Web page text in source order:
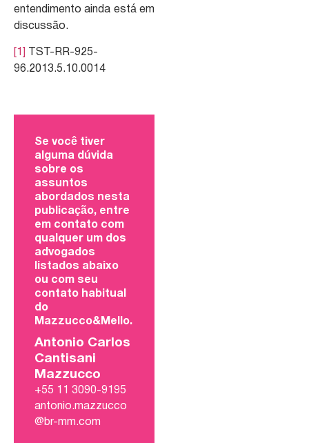
entendimento ainda está em
discussão.
[1]
TST-RR-925-
96.2013.5.10.0014
Se você tiver
alguma dúvida
sobre os
assuntos
abordados nesta
publicação, entre
em contato com
qualquer um dos
advogados
listados abaixo
ou com seu
contato habitual
do
Mazzucco&Mello.
Antonio Carlos
Cantisani
Mazzucco
+55 11 3090-9195
antonio.mazzucco
@br-mm.com